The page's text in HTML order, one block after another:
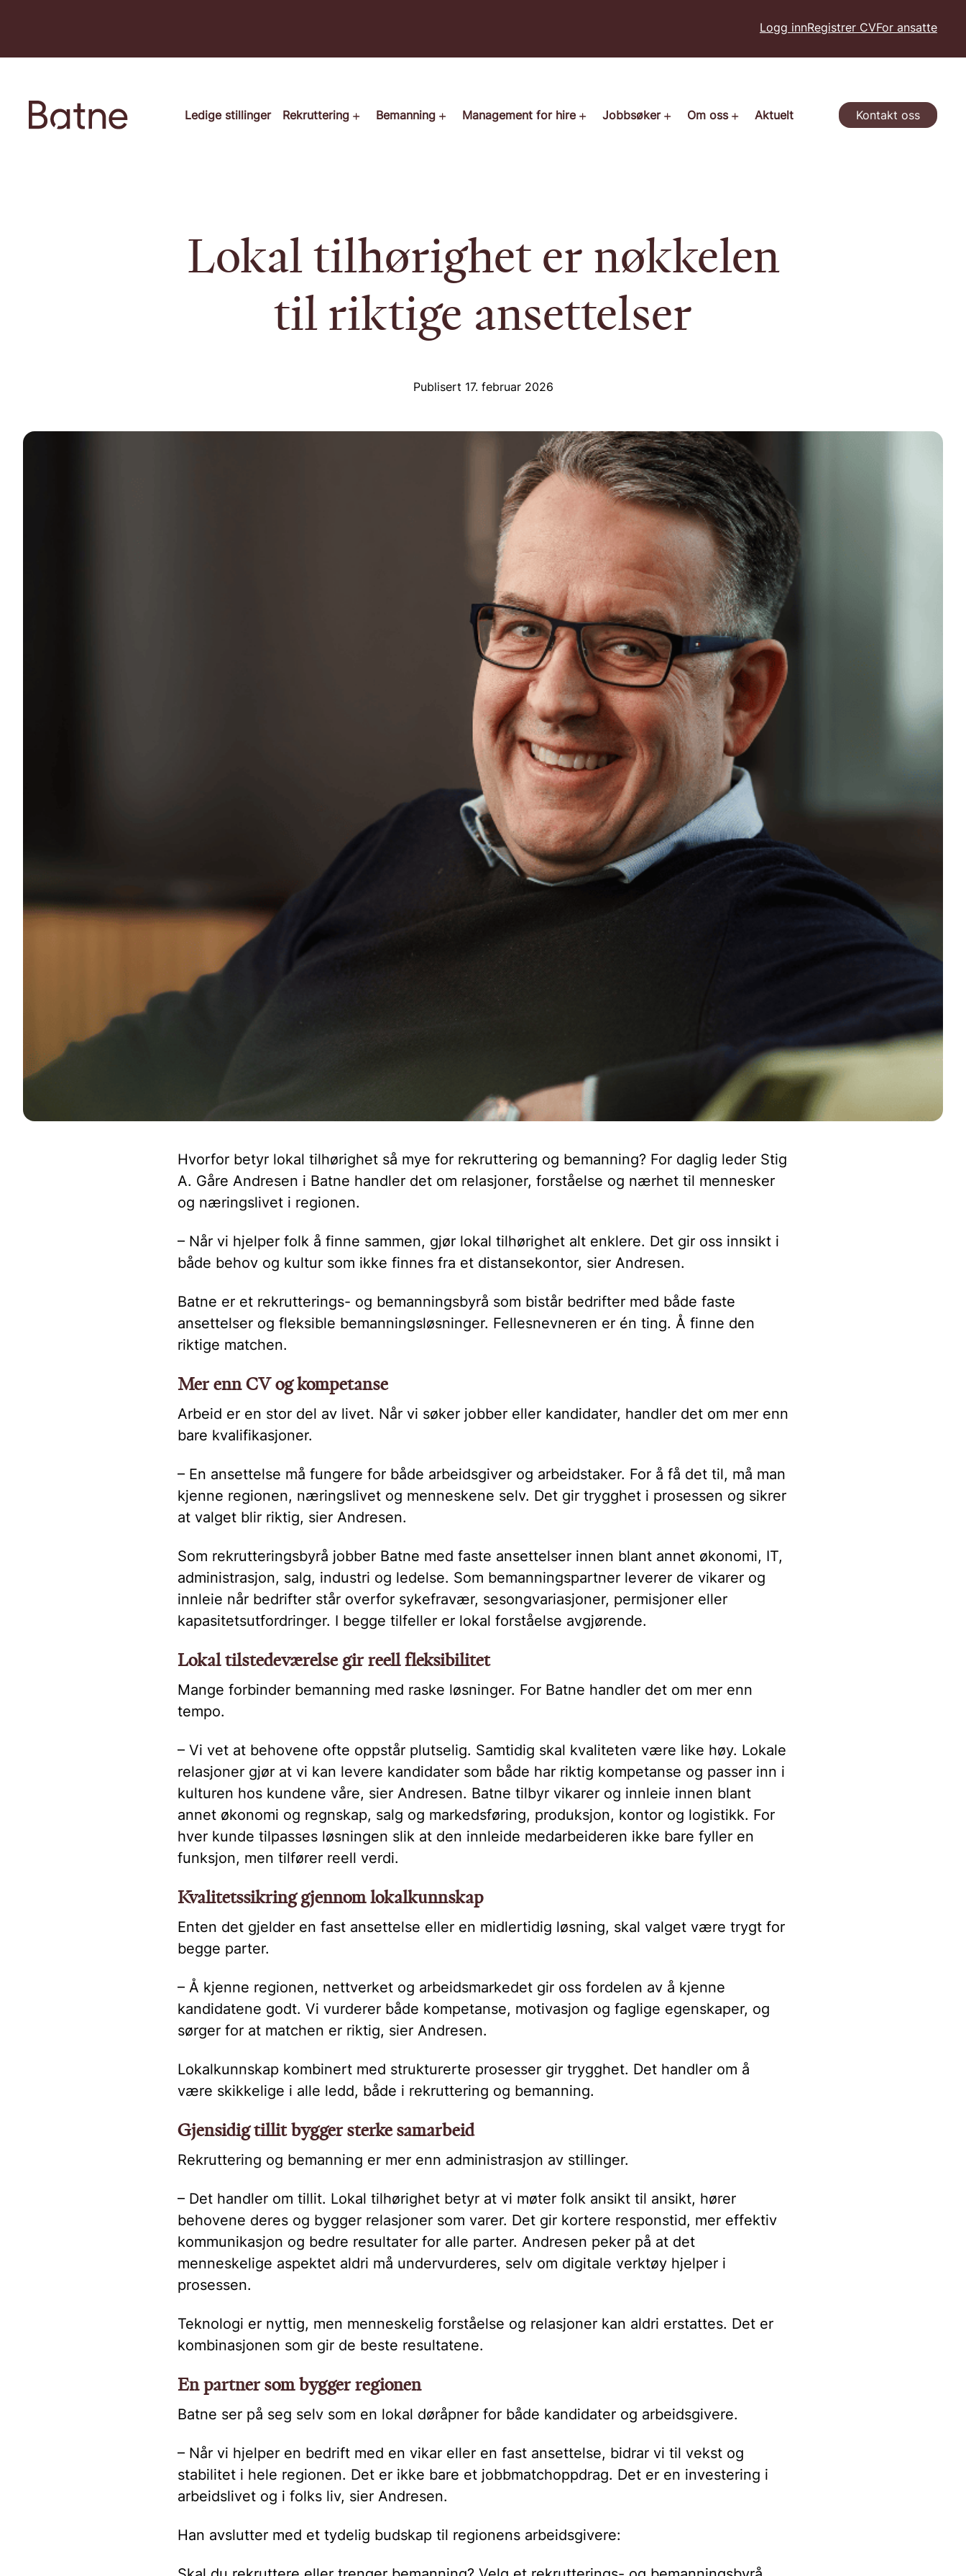
Logg innRegistrer CVFor ansatte
Ledige stillinger Rekruttering Bemanning Management for hire Jobbsøker Om oss Aktuelt Kontakt oss
Lokal tilhørighet er nøkkelen
til riktige ansettelser
Publisert 17. februar 2026
Hvorfor betyr lokal tilhørighet så mye for rekruttering og bemanning? For daglig leder Stig
A. Gåre Andresen i Batne handler det om relasjoner, forståelse og nærhet til mennesker
og næringslivet i regionen.
– Når vi hjelper folk å finne sammen, gjør lokal tilhørighet alt enklere. Det gir oss innsikt i
både behov og kultur som ikke finnes fra et distansekontor, sier Andresen.
Batne er et rekrutterings- og bemanningsbyrå som bistår bedrifter med både faste
ansettelser og fleksible bemanningsløsninger. Fellesnevneren er én ting. Å finne den
riktige matchen.
Mer enn CV og kompetanse
Arbeid er en stor del av livet. Når vi søker jobber eller kandidater, handler det om mer enn
bare kvalifikasjoner.
– En ansettelse må fungere for både arbeidsgiver og arbeidstaker. For å få det til, må man
kjenne regionen, næringslivet og menneskene selv. Det gir trygghet i prosessen og sikrer
at valget blir riktig, sier Andresen.
Som rekrutteringsbyrå jobber Batne med faste ansettelser innen blant annet økonomi, IT,
administrasjon, salg, industri og ledelse. Som bemanningspartner leverer de vikarer og
innleie når bedrifter står overfor sykefravær, sesongvariasjoner, permisjoner eller
kapasitetsutfordringer. I begge tilfeller er lokal forståelse avgjørende.
Lokal tilstedeværelse gir reell fleksibilitet
Mange forbinder bemanning med raske løsninger. For Batne handler det om mer enn
tempo.
– Vi vet at behovene ofte oppstår plutselig. Samtidig skal kvaliteten være like høy. Lokale
relasjoner gjør at vi kan levere kandidater som både har riktig kompetanse og passer inn i
kulturen hos kundene våre, sier Andresen. Batne tilbyr vikarer og innleie innen blant
annet økonomi og regnskap, salg og markedsføring, produksjon, kontor og logistikk. For
hver kunde tilpasses løsningen slik at den innleide medarbeideren ikke bare fyller en
funksjon, men tilfører reell verdi.
Kvalitetssikring gjennom lokalkunnskap
Enten det gjelder en fast ansettelse eller en midlertidig løsning, skal valget være trygt for
begge parter.
– Å kjenne regionen, nettverket og arbeidsmarkedet gir oss fordelen av å kjenne
kandidatene godt. Vi vurderer både kompetanse, motivasjon og faglige egenskaper, og
sørger for at matchen er riktig, sier Andresen.
Lokalkunnskap kombinert med strukturerte prosesser gir trygghet. Det handler om å
være skikkelige i alle ledd, både i rekruttering og bemanning.
Gjensidig tillit bygger sterke samarbeid
Rekruttering og bemanning er mer enn administrasjon av stillinger.
– Det handler om tillit. Lokal tilhørighet betyr at vi møter folk ansikt til ansikt, hører
behovene deres og bygger relasjoner som varer. Det gir kortere responstid, mer effektiv
kommunikasjon og bedre resultater for alle parter. Andresen peker på at det
menneskelige aspektet aldri må undervurderes, selv om digitale verktøy hjelper i
prosessen.
Teknologi er nyttig, men menneskelig forståelse og relasjoner kan aldri erstattes. Det er
kombinasjonen som gir de beste resultatene.
En partner som bygger regionen
Batne ser på seg selv som en lokal døråpner for både kandidater og arbeidsgivere.
– Når vi hjelper en bedrift med en vikar eller en fast ansettelse, bidrar vi til vekst og
stabilitet i hele regionen. Det er ikke bare et jobbmatchoppdrag. Det er en investering i
arbeidslivet og i folks liv, sier Andresen.
Han avslutter med et tydelig budskap til regionens arbeidsgivere: